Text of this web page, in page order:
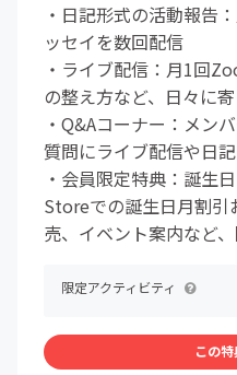
・日記形式の活動報告
ッセイを数回配信
・ライブ配信：月1回
の整え方など、日々に
・Q&Aコーナー：メン
質問にライブ配信や日
・会員限定特典：誕生
Storeでの誕生日月割引
売、イベント案内など
限定アクティビティ
この